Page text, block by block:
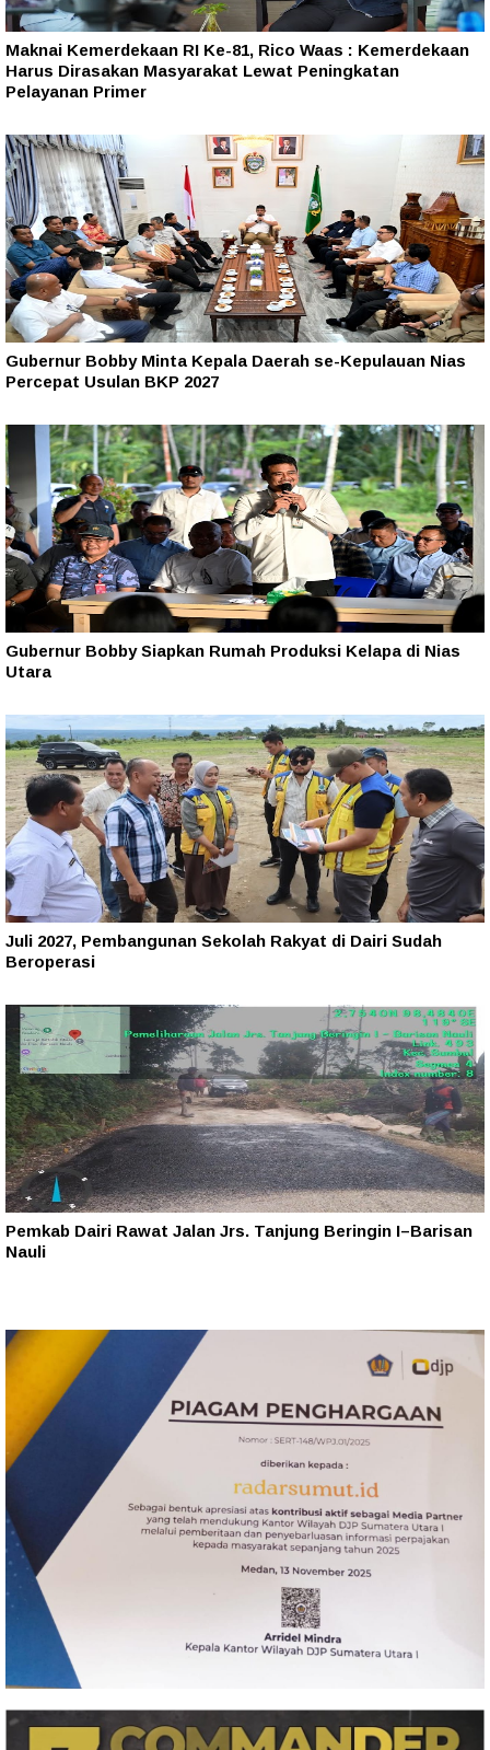
Maknai Kemerdekaan RI Ke-81, Rico Waas : Kemerdekaan
Harus Dirasakan Masyarakat Lewat Peningkatan
Pelayanan Primer
Gubernur Bobby Minta Kepala Daerah se-Kepulauan Nias
Percepat Usulan BKP 2027
Gubernur Bobby Siapkan Rumah Produksi Kelapa di Nias
Utara
Juli 2027, Pembangunan Sekolah Rakyat di Dairi Sudah
Beroperasi
Pemkab Dairi Rawat Jalan Jrs. Tanjung Beringin I–Barisan
Nauli